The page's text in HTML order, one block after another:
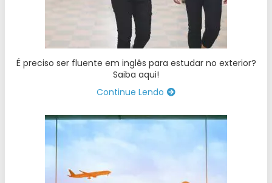
É preciso ser fluente em inglês para estudar no exterior?
Saiba aqui!
Continue Lendo